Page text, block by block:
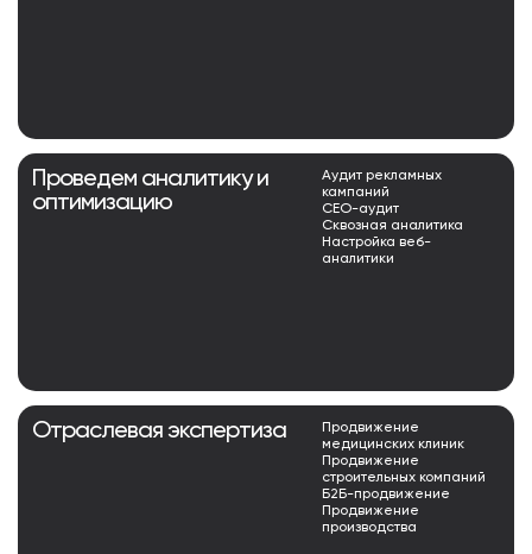
Проведем аналитику и
оптимизацию
Аудит рекламных
кампаний
СЕО-аудит
Сквозная аналитика
Настройка веб-
аналитики
Отраслевая экспертиза
Продвижение
медицинских клиник
Продвижение
строительных компаний
Б2Б-продвижение
Продвижение
производства